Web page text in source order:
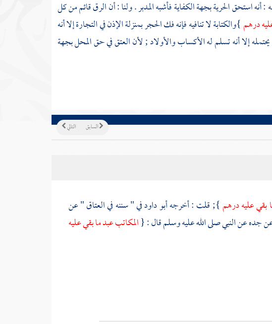
: أنه استحق الحرية بجهة الكفاية فأشبه المدبر . ولنا : أن الرق قائم من كل
درهم}والكتابة لا تنافيه فإنه فك الحجر بمنزلة الإذن في التجارة إلا أنه
إلا أنه تسلم له الأكساب والأولاد ; لأن العتق في حق المحل بجهة
التالي السابق
بقي عليه درهم}; قلت : أخرجهأبو داودفي " سننه في العتاق " عن
جده عن النبي صلى الله عليه وسلم قال : {المكاتب عبد ما بقي عليه